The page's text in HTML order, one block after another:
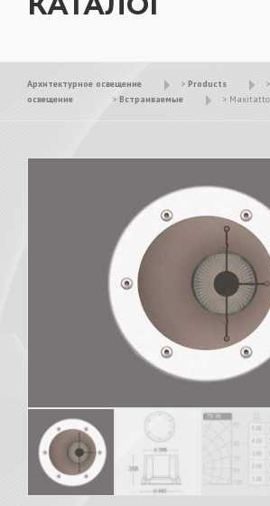
Архитектурное освещение > Products >
освещение
> Встраиваемые > Maxitatto